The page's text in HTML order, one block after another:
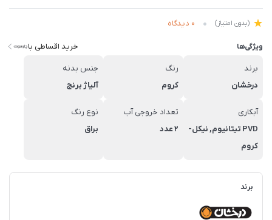
(بدون امتیاز) 0 دیدگاه
ویژگی‌ها خرید اقساطی با
برند
درخشان
رنگ
کروم
جنس بدنه
آلیاژ برنج
آبکاری
PVD تیتانیوم, نیکل-
کروم
تعداد خروجی آب
2 عدد
نوع رنگ
براق
برند